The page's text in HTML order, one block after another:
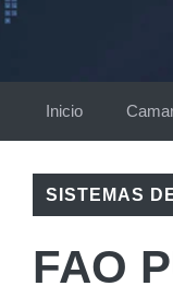
Inicio
SISTEMAS
FAO